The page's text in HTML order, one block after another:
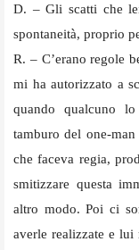
D. – Gli scatti che
spontaneità, proprio
R. – C’erano regole
mi ha autorizzato a
quando qualcuno
tamburo del one-
che faceva regia,
smitizzare questa
altro modo. Poi ci
averle realizzate e